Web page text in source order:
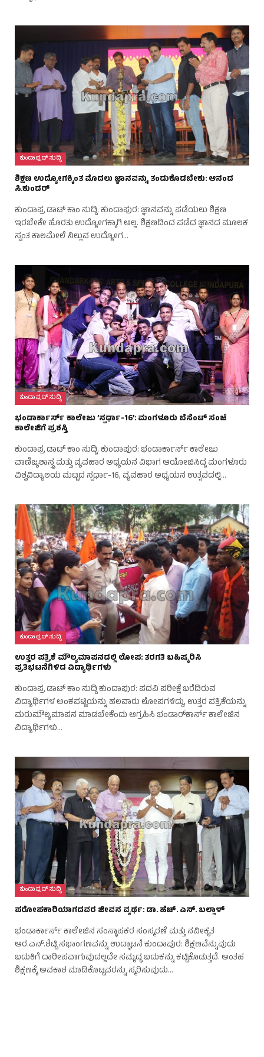
ಕುಂದಾಪ್ರದ್ ಸುದ್ಧಿ
ಶಿಕ್ಷಣ ಉದ್ಯೋಗಕ್ಕಿಂತ ಮೊದಲು ಜ್ಞಾನವನ್ನು ತಂದುಕೊಡಬೇಕು: ಆನಂದ
ಸಿ.ಕುಂದರ್
ಕುಂದಾಪ್ರ ಡಾಟ್ ಕಾಂ ಸುದ್ದಿ. ಕುಂದಾಪುರ: ಜ್ಞಾನವನ್ನು ಪಡೆಯಲು ಶಿಕ್ಷಣ
ಇರಬೇಕೇ ಹೊರತು ಉದ್ಯೋಗಕ್ಕಾಗಿ ಅಲ್ಲ. ಶಿಕ್ಷಣದಿಂದ ಪಡೆದ ಜ್ಞಾನದ ಮೂಲಕ
ಸ್ವಂತ ಕಾಲಮೇಲೆ ನಿಲ್ಲುವ ಉದ್ಯೋಗ…
ಕುಂದಾಪ್ರದ್ ಸುದ್ಧಿ
ಭಂಡಾರ್ಕಾರ್ಸ್ ಕಾಲೇಜು ’ಸ್ಪರ್ಧಾ-16’: ಮಂಗಳೂರು ಬೆಸೆಂಟ್ ಸಂಜೆ
ಕಾಲೇಜಿಗೆ ಪ್ರಶಸ್ತಿ
ಕುಂದಾಪ್ರ ಡಾಟ್ ಕಾಂ ಸುದ್ದಿ. ಕುಂದಾಪುರ: ಭಂಡಾರ್ಕಾರ್ಸ್ ಕಾಲೇಜು
ವಾಣಿಜ್ಯಶಾಸ್ತ್ರ ಮತ್ತು ವ್ಯವಹಾರ ಅಧ್ಯಯನ ವಿಭಾಗ ಆಯೋಜಿಸಿದ್ದ ಮಂಗಳೂರು
ವಿಶ್ವವಿದ್ಯಾಲಯ ಮಟ್ಟದ ಸ್ಪರ್ಧಾ-16, ವ್ಯವಹಾರ ಅಧ್ಯಯನ ಉತ್ಸವದಲ್ಲಿ…
ಕುಂದಾಪ್ರದ್ ಸುದ್ಧಿ
ಉತ್ತರ ಪತ್ರಿಕೆ ಮೌಲ್ಯಮಾಪನದಲ್ಲಿ ಲೋಪ: ತರಗತಿ ಬಹಿಷ್ಕರಿಸಿ
ಪ್ರತಿಭಟನೆಗಿಳಿದ ವಿದ್ಯಾರ್ಥಿಗಳು
ಕುಂದಾಪ್ರ ಡಾಟ್ ಕಾಂ ಸುದ್ದಿ ಕುಂದಾಪುರ: ಪದವಿ ಪರೀಕ್ಷೆ ಬರೆದಿರುವ
ವಿದ್ಯಾರ್ಥಿಗಳ ಅಂಕಪಟ್ಟಿಯನ್ನು ಹಲವಾರು ಲೋಪಗಳಿದ್ದು, ಉತ್ತರ ಪತ್ರಿಕೆಯನ್ನು
ಮರುಮೌಲ್ಯಮಾಪನ ಮಾಡಬೇಕೆಂದು ಆಗ್ರಹಿಸಿ ಭಂಡಾರ್‌ಕಾರ್ಸ್ ಕಾಲೇಜಿನ
ವಿದ್ಯಾರ್ಥಿಗಳು…
ಕುಂದಾಪ್ರದ್ ಸುದ್ಧಿ
ಪರೋಪಕಾರಿಯಾಗದವರ ಜೀವನ ವ್ಯರ್ಥ: ಡಾ. ಹೆಚ್. ಎಸ್. ಬಲ್ಲಾಳ್
ಭಂಡಾರ್ಕಾರ್ಸ್ ಕಾಲೇಜಿನ ಸಂಸ್ಥಾಪಕರ ಸಂಸ್ಮರಣೆ ಮತ್ತು ನವೀಕೃತ
ಆರ.ಎನ್.ಶೆಟ್ಟಿ ಸಭಾಂಗಣವನ್ನು ಉದ್ಘಾಟನೆ ಕುಂದಾಪುರ: ಶಿಕ್ಷಣವೆನ್ನುವುದು
ಬದುಕಿಗೆ ದಾರೀಪವಾಗುವುದಲ್ಲದೇ ಸಮೃದ್ಧ ಬದುಕನ್ನು ಕಟ್ಟಿಕೊಡುತ್ತದೆ. ಅಂತಹ
ಶಿಕ್ಷಣಕ್ಕೆ ಅವಕಾಶ ಮಾಡಿಕೊಟ್ಟವರನ್ನು ಸ್ಮರಿಸುವುದು…